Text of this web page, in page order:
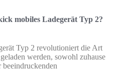
mobiles Ladegerät Typ 2?
Typ 2 revolutioniert die Art
werden, sowohl zuhause